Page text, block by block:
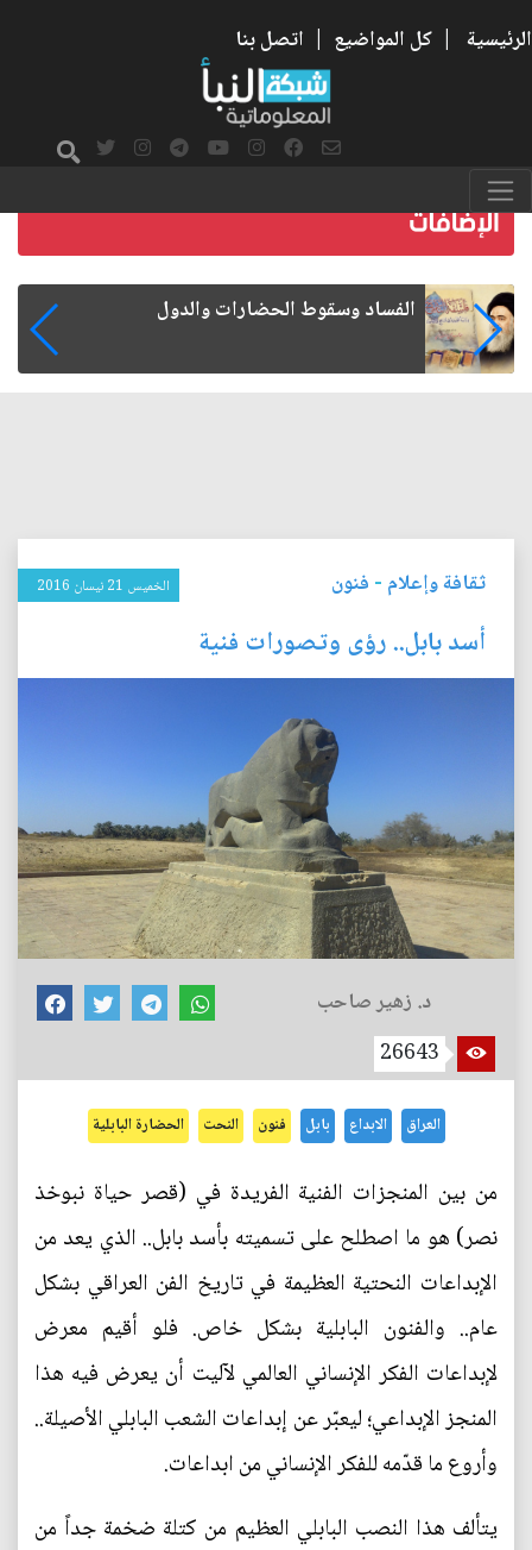
الرئيسية | كل المواضيع | اتصل بنا
رواتب الموظفين على صفيح ساخن
ثقافة وإعلام - فنون الخميس 21 نيسان 2016
أسد بابل.. رؤى وتصورات فنية
د. زهير صاحب
26643
العراق الابداع بابل فنون النحت الحضارة البابلية
من بين المنجزات الفنية الفريدة في (قصر حياة نبوخذ
نصر) هو ما اصطلح على تسميته بأسد بابل.. الذي يعد من
الإبداعات النحتية العظيمة في تاريخ الفن العراقي بشكل
عام.. والفنون البابلية بشكل خاص. فلو أقيم معرض
لإبداعات الفكر الإنساني العالمي لآليت أن يعرض فيه هذا
المنجز الإبداعي؛ ليعبّر عن إبداعات الشعب البابلي الأصيلة..
وأروع ما قدّمه للفكر الإنساني من ابداعات.
يتألف هذا النصب البابلي العظيم من كتلة ضخمة جداً من